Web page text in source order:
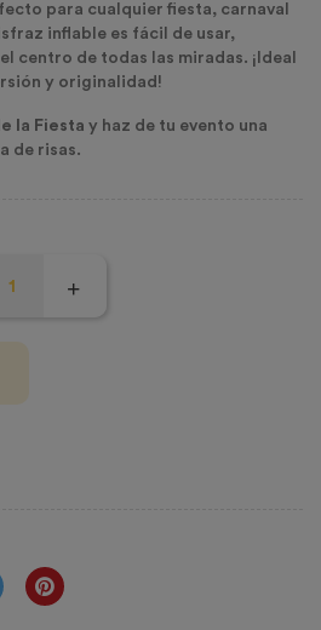
para cualquier fiesta, carnaval
inflable es fácil de usar,
centro de todas las miradas. ¡Ideal
y originalidad!
la Fiesta y haz de tu evento una
de risas.